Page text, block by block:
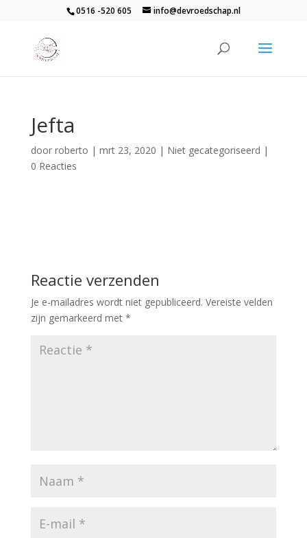
0516 -520 605 info@devroedschap.nl
Jefta
door roberto | mrt 23, 2020 | Niet gecategoriseerd |
0 Reacties
Reactie verzenden
Je e-mailadres wordt niet gepubliceerd. Vereiste velden
zijn gemarkeerd met *